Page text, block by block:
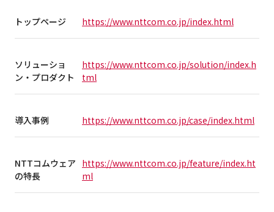
トップページ https://www.nttcom.co.jp/index.html
ソリューショ
ン・プロダクト
https://www.nttcom.co.jp/solution/index.h
tml
導入事例 https://www.nttcom.co.jp/case/index.html
NTTコムウェア
の特長
https://www.nttcom.co.jp/feature/index.ht
ml